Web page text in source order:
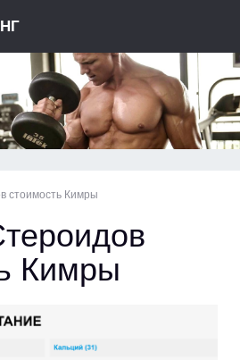
стоимость Кимры
Кимры